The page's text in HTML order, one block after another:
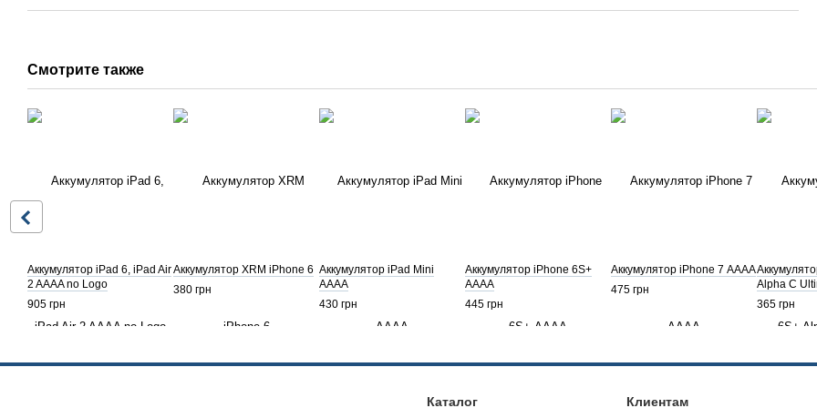
Смотрите также
Аккумулятор iPad 6, iPad Air
2 AAAA no Logo
905 грн
Аккумулятор XRM iPhone 6
380 грн
Аккумулятор iPad Mini
АААА
430 грн
Аккумулятор iPhone 6S+
АААА
445 грн
Аккумулятор iPhone 7 АААА
475 грн
Alpha C
365 грн
Каталог Клиентам